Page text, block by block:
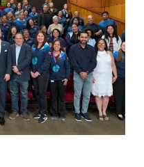
QUE
FACILITARÁ
EL
ACCESO
AL
CONOCIMIENTO